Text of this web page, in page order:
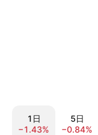
1日
−1.43%
5日
−0.84%